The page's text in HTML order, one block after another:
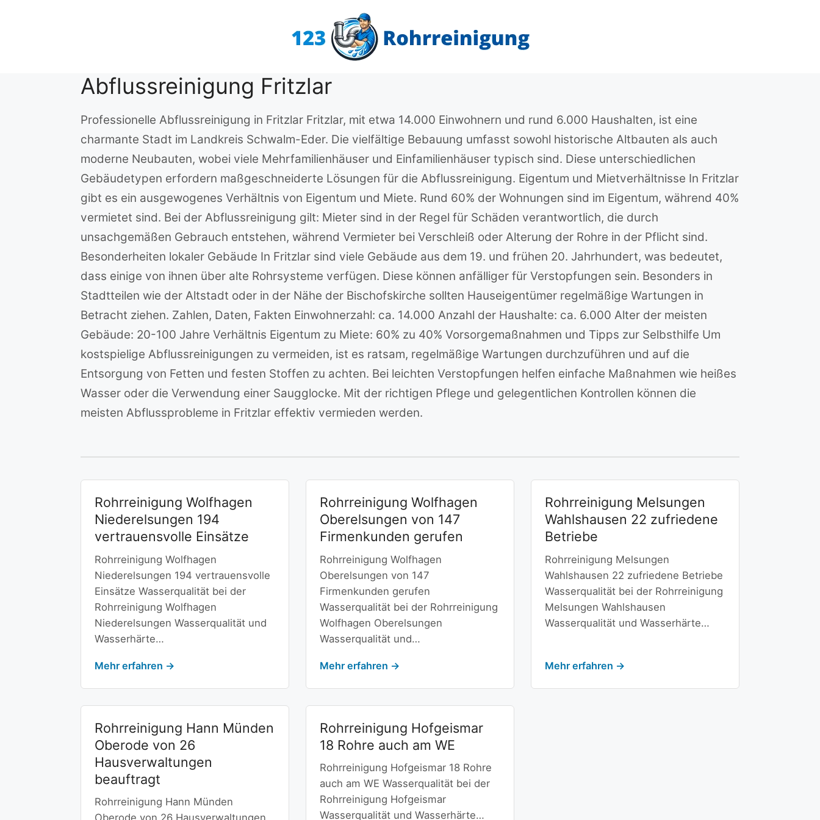
Abflussreinigung Fritzlar
Professionelle Abflussreinigung in Fritzlar Fritzlar, mit etwa 14.000 Einwohnern und rund 6.000 Haushalten, ist eine
charmante Stadt im Landkreis Schwalm-Eder. Die vielfältige Bebauung umfasst sowohl historische Altbauten als auch
moderne Neubauten, wobei viele Mehrfamilienhäuser und Einfamilienhäuser typisch sind. Diese unterschiedlichen
Gebäudetypen erfordern maßgeschneiderte Lösungen für die Abflussreinigung. Eigentum und Mietverhältnisse In Fritzlar
gibt es ein ausgewogenes Verhältnis von Eigentum und Miete. Rund 60% der Wohnungen sind im Eigentum, während 40%
vermietet sind. Bei der Abflussreinigung gilt: Mieter sind in der Regel für Schäden verantwortlich, die durch
unsachgemäßen Gebrauch entstehen, während Vermieter bei Verschleiß oder Alterung der Rohre in der Pflicht sind.
Besonderheiten lokaler Gebäude In Fritzlar sind viele Gebäude aus dem 19. und frühen 20. Jahrhundert, was bedeutet,
dass einige von ihnen über alte Rohrsysteme verfügen. Diese können anfälliger für Verstopfungen sein. Besonders in
Stadtteilen wie der Altstadt oder in der Nähe der Bischofskirche sollten Hauseigentümer regelmäßige Wartungen in
Betracht ziehen. Zahlen, Daten, Fakten Einwohnerzahl: ca. 14.000 Anzahl der Haushalte: ca. 6.000 Alter der meisten
Gebäude: 20-100 Jahre Verhältnis Eigentum zu Miete: 60% zu 40% Vorsorgemaßnahmen und Tipps zur Selbsthilfe Um
kostspielige Abflussreinigungen zu vermeiden, ist es ratsam, regelmäßige Wartungen durchzuführen und auf die
Entsorgung von Fetten und festen Stoffen zu achten. Bei leichten Verstopfungen helfen einfache Maßnahmen wie heißes
Wasser oder die Verwendung einer Saugglocke. Mit der richtigen Pflege und gelegentlichen Kontrollen können die
meisten Abflussprobleme in Fritzlar effektiv vermieden werden.
Rohrreinigung Wolfhagen
Niederelsungen 194
vertrauensvolle Einsätze
Rohrreinigung Wolfhagen
Niederelsungen 194 vertrauensvolle
Einsätze Wasserqualität bei der
Rohrreinigung Wolfhagen
Niederelsungen Wasserqualität und
Wasserhärte…
Mehr erfahren →
Rohrreinigung Wolfhagen
Oberelsungen von 147
Firmenkunden gerufen
Rohrreinigung Wolfhagen
Oberelsungen von 147
Firmenkunden gerufen
Wasserqualität bei der Rohrreinigung
Wolfhagen Oberelsungen
Wasserqualität und…
Mehr erfahren →
Rohrreinigung Melsungen
Wahlshausen 22 zufriedene
Betriebe
Rohrreinigung Melsungen
Wahlshausen 22 zufriedene Betriebe
Wasserqualität bei der Rohrreinigung
Melsungen Wahlshausen
Wasserqualität und Wasserhärte…
Mehr erfahren →
Rohrreinigung Hann Münden
Oberode von 26
Hausverwaltungen
beauftragt
Rohrreinigung Hann Münden
Rohrreinigung Hofgeismar
18 Rohre auch am WE
Rohrreinigung Hofgeismar 18 Rohre
auch am WE Wasserqualität bei der
Rohrreinigung Hofgeismar
Wasserqualität und Wasserhärte…